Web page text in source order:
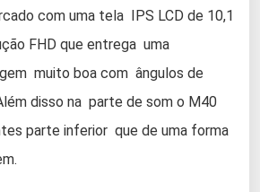
com uma tela IPS LCD de 10,1
FHD que entrega uma
muito boa com ângulos de
disso na parte de som o M40
parte inferior que de uma forma